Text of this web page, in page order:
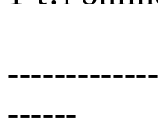
------